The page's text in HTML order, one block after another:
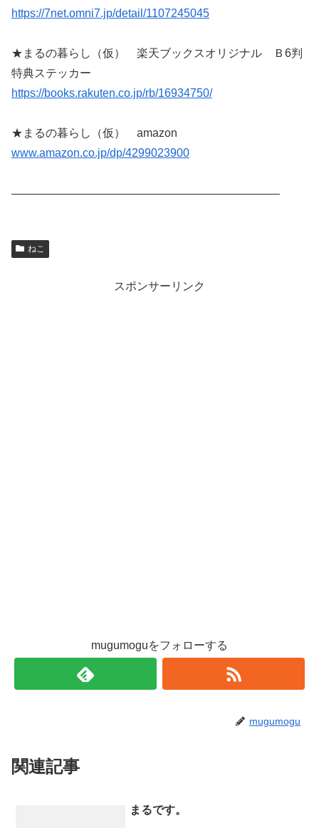
https://7net.omni7.jp/detail/1107245045
★まるの暮らし（仮） 楽天ブックスオリジナル Ｂ6判
特典ステッカー
https://books.rakuten.co.jp/rb/16934750/
★まるの暮らし（仮） amazon
www.amazon.co.jp/dp/4299023900
———————————————————————–
ねこ
スポンサーリンク
mugumoguをフォローする
mugumogu
関連記事
まるです。